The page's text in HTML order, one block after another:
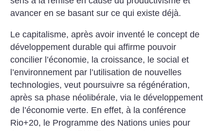
avancer en se basant sur ce qui existe déjà.
Le capitalisme, après avoir inventé le concept de
développement durable qui affirme pouvoir
concilier l’économie, la croissance, le social et
l’environnement par l’utilisation de nouvelles
technologies, veut poursuivre sa régénération,
après sa phase néolibérale, via le développement
de l’économie verte. En effet, à la conférence
Rio+20, le Programme des Nations unies pour